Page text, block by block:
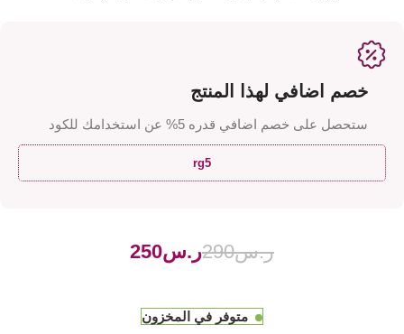
خصم اضافي لهذا المنتج
ستحصل على خصم اضافي قدره 5% عن استخدامك للكود
rg5
ر.س290ر.س250
متوفر في المخزون